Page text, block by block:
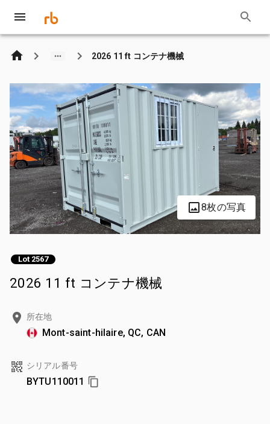
2026 11 ft コンテナ機械
8枚の写真
Lot 2567
2026 11 ft コンテナ機械
所在地
Mont-saint-hilaire, QC, CAN
シリアル番号
BYTU110011